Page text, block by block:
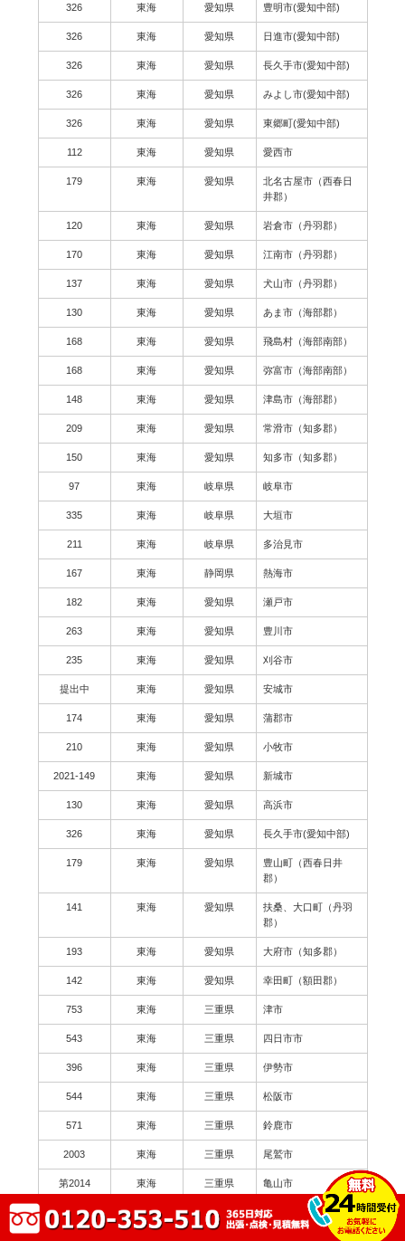
326 東海 愛知県 豊明市(愛知中部)
326 東海 愛知県 日進市(愛知中部)
326 東海 愛知県 長久手市(愛知中部)
326 東海 愛知県 みよし市(愛知中部)
326 東海 愛知県 東郷町(愛知中部)
112 東海 愛知県 愛西市
179 東海 愛知県
北名古屋市（西春日
井郡）
120 東海 愛知県 岩倉市（丹羽郡）
170 東海 愛知県 江南市（丹羽郡）
137 東海 愛知県 犬山市（丹羽郡）
130 東海 愛知県 あま市（海部郡）
168 東海 愛知県 飛島村（海部南部）
168 東海 愛知県 弥富市（海部南部）
148 東海 愛知県 津島市（海部郡）
209 東海 愛知県 常滑市（知多郡）
150 東海 愛知県 知多市（知多郡）
97 東海 岐阜県 岐阜市
335 東海 岐阜県 大垣市
211 東海 岐阜県 多治見市
167 東海 静岡県 熱海市
182 東海 愛知県 瀬戸市
263 東海 愛知県 豊川市
235 東海 愛知県 刈谷市
提出中 東海 愛知県 安城市
174 東海 愛知県 蒲郡市
210 東海 愛知県 小牧市
2021-149 東海 愛知県 新城市
130 東海 愛知県 高浜市
326 東海 愛知県 長久手市(愛知中部)
179 東海 愛知県
豊山町（西春日井
郡）
141 東海 愛知県
扶桑、大口町（丹羽
郡）
193 東海 愛知県 大府市（知多郡）
142 東海 愛知県 幸田町（額田郡）
753 東海 三重県 津市
543 東海 三重県 四日市市
396 東海 三重県 伊勢市
544 東海 三重県 松阪市
571 東海 三重県 鈴鹿市
2003 東海 三重県 尾鷲市
第2014 東海 三重県 亀山市
179 東海 三重県 鳥羽市